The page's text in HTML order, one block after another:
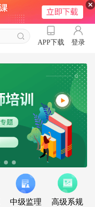
APP下载 登录
中级监理 高级系规